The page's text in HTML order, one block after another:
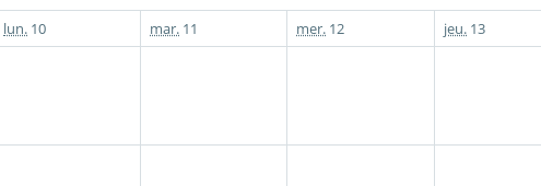
lun. 10 mar. 11 mer. 12 jeu. 13